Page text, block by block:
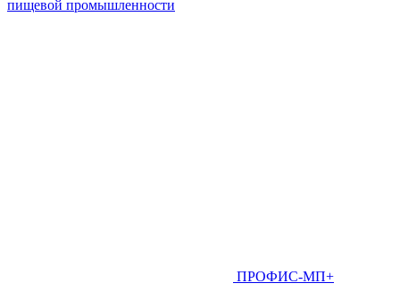
пищевой промышленности
ПРОФИС-МП+